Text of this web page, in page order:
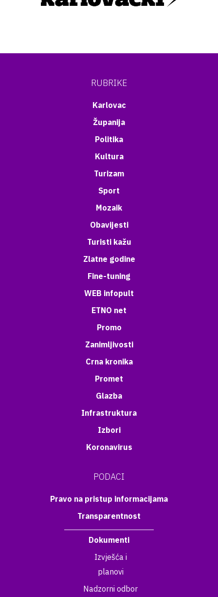
RUBRIKE
Karlovac
Županija
Politika
Kultura
Turizam
Sport
Mozaik
Obavijesti
Turisti kažu
Zlatne godine
Fine-tuning
WEB infopult
ETNO net
Promo
Zanimljivosti
Crna kronika
Promet
Glazba
Infrastruktura
Izbori
Koronavirus
PODACI
Pravo na pristup informacijama
Transparentnost
Dokumenti
Izvješća i
planovi
Nadzorni odbor